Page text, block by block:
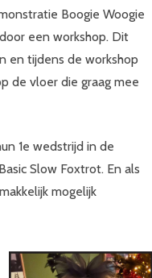
Boogie Woogie
een workshop. Dit
en tijdens de workshop
de vloer die graag mee
1e wedstrijd in de
Slow Foxtrot. En als
mogelijk